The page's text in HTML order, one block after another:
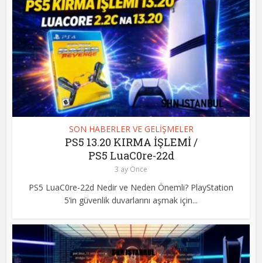
SON HABERLER VE GELİŞMELER
PS5 13.20 KIRMA İŞLEMİ /
PS5 LuaC0re-22d
3 ay Önce
PS5 LuaC0re-22d Nedir ve Neden Önemli? PlayStation
5’in güvenlik duvarlarını aşmak için...